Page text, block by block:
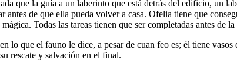
que la guía a un laberinto que está detrás del edificio, un
antes de que ella pueda volver a casa. Ofelia tiene que
Todas las tareas tienen que ser completadas antes de
lo que el fauno le dice, a pesar de cuan feo es; él tiene
rescate y salvación en el final.